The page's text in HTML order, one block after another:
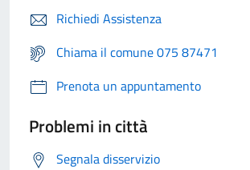
Richiedi Assistenza
Chiama il comune 075 87471
Prenota un appuntamento
Problemi in città
Segnala disservizio